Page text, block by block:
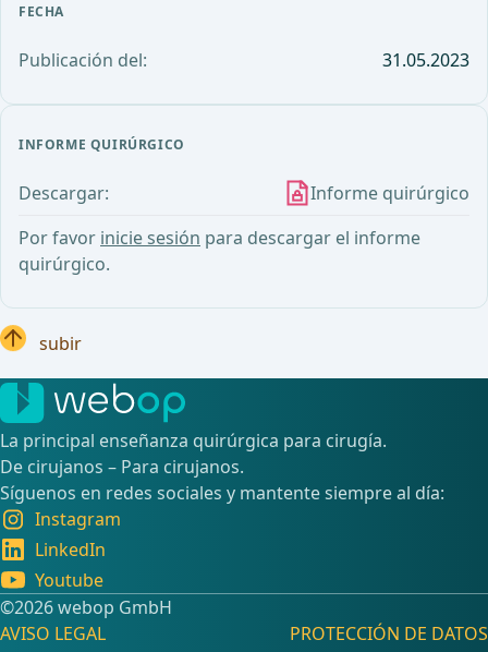
FECHA
Publicación del: 31.05.2023
INFORME QUIRÚRGICO
Descargar:
Informe quirúrgico
Por favor inicie sesión para descargar el informe
quirúrgico.
subir
La principal enseñanza quirúrgica para cirugía.
De cirujanos – Para cirujanos.
Síguenos en redes sociales y mantente siempre al día:
Instagram
LinkedIn
Youtube
©️2026 webop GmbH
AVISO LEGAL
PROTECCIÓN DE DATOS